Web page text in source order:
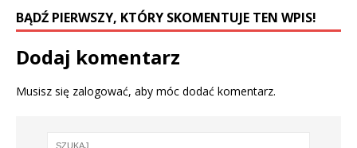
BĄDŹ PIERWSZY, KTÓRY SKOMENTUJE TEN WPIS!
Dodaj komentarz
Musisz się zalogować, aby móc dodać komentarz.